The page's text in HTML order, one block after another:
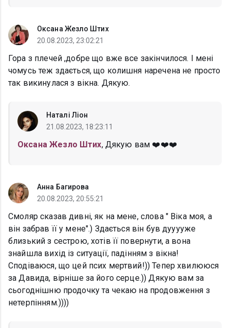
Оксана Жезло Штих
20.08.2023, 23:02:21
Гора з плечей ,добре що вже все закінчилося. І мені
чомусь теж здається, що колишня наречена не просто
так викинулася з вікна. Дякую.
Наталі Ліон
21.08.2023, 18:23:11
Оксана Жезло Штих, Дякую вам ❤️❤️❤️
Анна Багирова
20.08.2023, 20:55:21
Смоляр сказав дивні, як на мене, слова " Віка моя, а
він забрав її у мене".) Здається він був дууууже
близький з сестрою, хотів її повернути, а вона
знайшла вихід із ситуації, падінням з вікна!
Сподіваюся, що цей псих мертвий!)) Тепер хвилююся
за Давида, вірніше за його серце.)) Дякую вам за
сьогоднішню продочку та чекаю на продовження з
нетерпінням.))))